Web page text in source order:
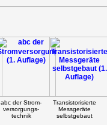
abc der Strom-
versorgungs-
technik
Transistorisierte
Messgeräte
selbstgebaut